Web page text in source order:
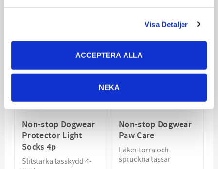
Visa Detaljer
ACCEPTERA ALLA
NEKA
Non-stop Dogwear
Protector Light
Socks 4p
Slitstarka tasskydd 4-
Non-stop Dogwear
Paw Care
Läker torra och
spruckna tassar